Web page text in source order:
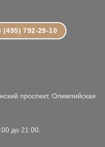
(495) 792-29-10
проспект, Олимпийская
до 21:00.